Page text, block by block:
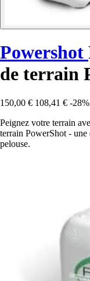
Powershot
de terrain
150,00 € 108,41 € -28%
Peignez votre terrain
terrain PowerShot -
pelouse.